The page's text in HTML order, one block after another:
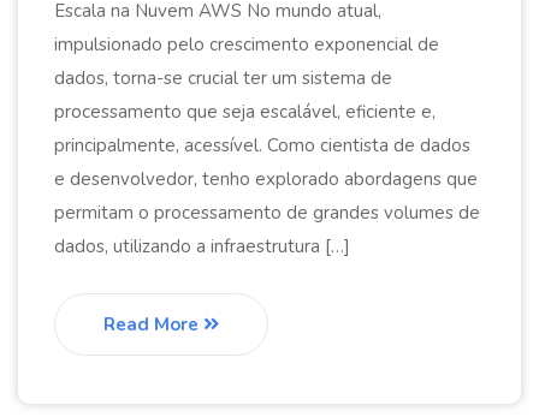
Escala na Nuvem AWS No mundo atual,
impulsionado pelo crescimento exponencial de
dados, torna-se crucial ter um sistema de
processamento que seja escalável, eficiente e,
principalmente, acessível. Como cientista de dados
e desenvolvedor, tenho explorado abordagens que
permitam o processamento de grandes volumes de
dados, utilizando a infraestrutura […]
Read More